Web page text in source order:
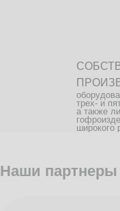
трех- и
а также
широкого
Наши партнеры